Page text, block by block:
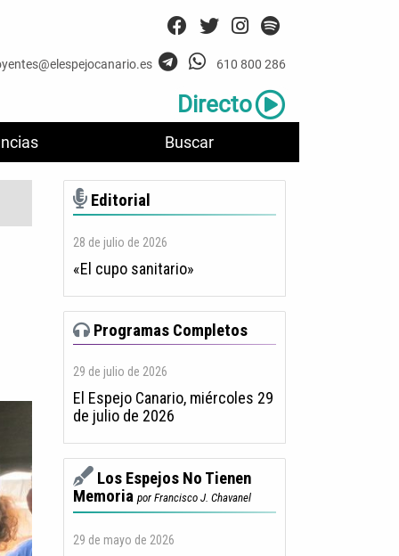
Buscar
610 800 286
Directo
Editorial
28 de julio de 2026
«El cupo sanitario»
Programas Completos
29 de julio de 2026
El Espejo Canario, miércoles 29
de julio de 2026
Los Espejos No Tienen
Memoria por Francisco J. Chavanel
29 de mayo de 2026